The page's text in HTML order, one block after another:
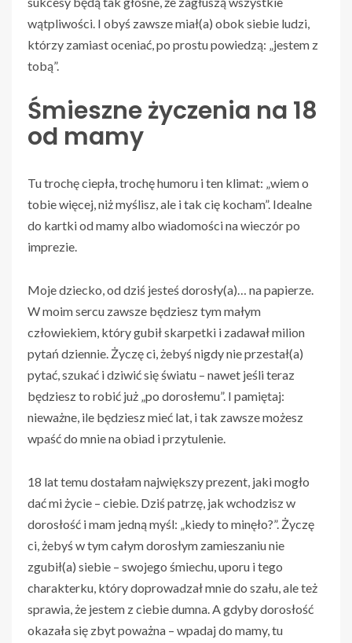
wątpliwości. I obyś zawsze miał(a) obok siebie ludzi,
którzy zamiast oceniać, po prostu powiedzą: „jestem z
tobą”.
Śmieszne życzenia na 18
od mamy
Tu trochę ciepła, trochę humoru i ten klimat: „wiem o
tobie więcej, niż myślisz, ale i tak cię kocham”. Idealne
do kartki od mamy albo wiadomości na wieczór po
imprezie.
Moje dziecko, od dziś jesteś dorosły(a)… na papierze.
W moim sercu zawsze będziesz tym małym
człowiekiem, który gubił skarpetki i zadawał milion
pytań dziennie. Życzę ci, żebyś nigdy nie przestał(a)
pytać, szukać i dziwić się światu – nawet jeśli teraz
będziesz to robić już „po dorosłemu”. I pamiętaj:
nieważne, ile będziesz mieć lat, i tak zawsze możesz
wpaść do mnie na obiad i przytulenie.
18 lat temu dostałam największy prezent, jaki mogło
dać mi życie – ciebie. Dziś patrzę, jak wchodzisz w
dorosłość i mam jedną myśl: „kiedy to minęło?”. Życzę
ci, żebyś w tym całym dorosłym zamieszaniu nie
zgubił(a) siebie – swojego śmiechu, uporu i tego
charakterku, który doprowadzał mnie do szału, ale też
sprawia, że jestem z ciebie dumna. A gdyby dorosłość
okazała się zbyt poważna – wpadaj do mamy, tu